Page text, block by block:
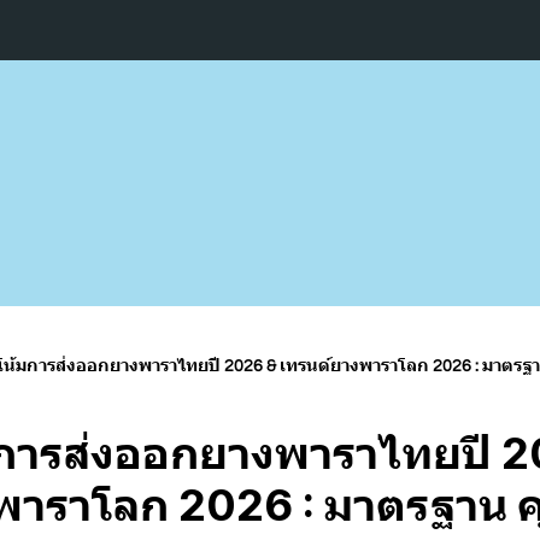
น้มการส่งออกยางพาราไทยปี 2026 & เทรนด์ยางพาราโลก 2026 : มาตร
รส่งออกยางพาราไทยปี
าราโลก 2026 : มาตรฐา